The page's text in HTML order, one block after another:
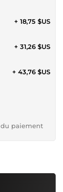
+ 18,75 $US
+ 31,26 $US
+ 43,76 $US
paiement